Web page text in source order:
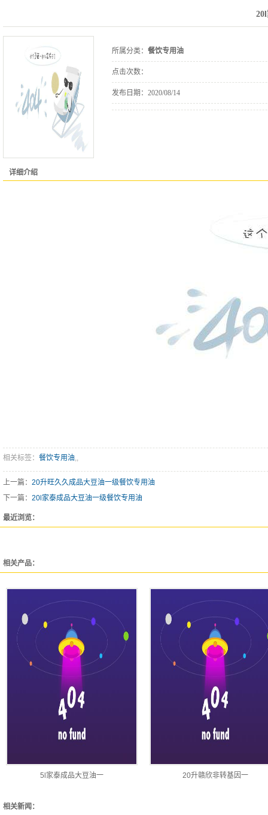
所属分类： 餐饮专用油
点击次数：
发布日期： 2020/08/14
详细介绍
相关标签： 餐饮专用油,,
上一篇： 20升旺久久成品大豆油一级餐饮专用油
下一篇： 20l家泰成品大豆油一级餐饮专用油
最近浏览：
相关产品：
5l家泰成品大豆油一 20升赣欣非转基因一
相关新闻：